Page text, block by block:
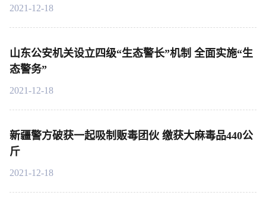
2021-12-18
山东公安机关设立四级“生态警长”机制 全面实施“生
态警务”
2021-12-18
新疆警方破获一起吸制贩毒团伙 缴获大麻毒品440公
斤
2021-12-18